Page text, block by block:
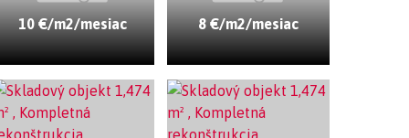
10 €/m2/mesiac 8 €/m2/mesiac